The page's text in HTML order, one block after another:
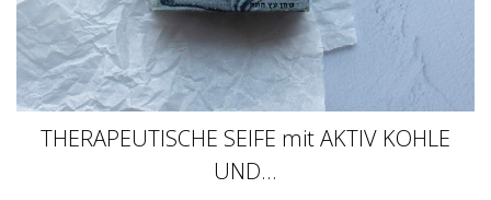
THERAPEUTISCHE SEIFE mit AKTIV KOHLE
UND...